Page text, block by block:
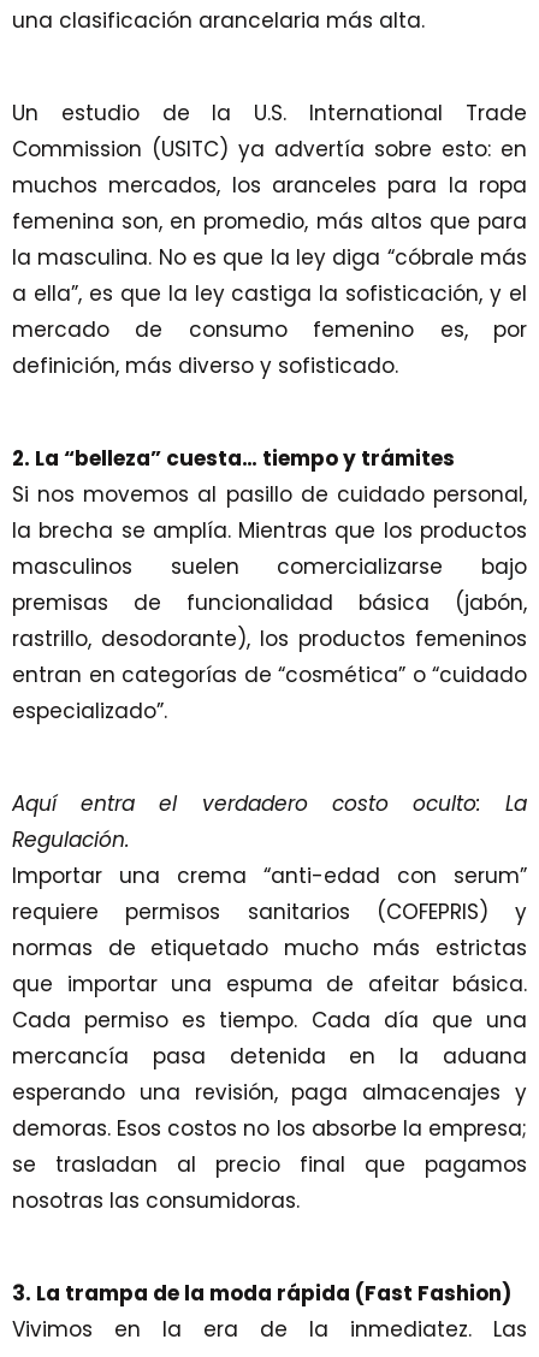
una clasificación arancelaria más alta.
Un estudio de la U.S. International Trade
Commission (USITC) ya advertía sobre esto: en
muchos mercados, los aranceles para la ropa
femenina son, en promedio, más altos que para
la masculina. No es que la ley diga “cóbrale más
a ella”, es que la ley castiga la sofisticación, y el
mercado de consumo femenino es, por
definición, más diverso y sofisticado.
2. La “belleza” cuesta… tiempo y trámites
Si nos movemos al pasillo de cuidado personal,
la brecha se amplía. Mientras que los productos
masculinos suelen comercializarse bajo
premisas de funcionalidad básica (jabón,
rastrillo, desodorante), los productos femeninos
entran en categorías de “cosmética” o “cuidado
especializado”.
Aquí entra el verdadero costo oculto: La
Regulación.
Importar una crema “anti-edad con serum”
requiere permisos sanitarios (COFEPRIS) y
normas de etiquetado mucho más estrictas
que importar una espuma de afeitar básica.
Cada permiso es tiempo. Cada día que una
mercancía pasa detenida en la aduana
esperando una revisión, paga almacenajes y
demoras. Esos costos no los absorbe la empresa;
se trasladan al precio final que pagamos
nosotras las consumidoras.
3. La trampa de la moda rápida (Fast Fashion)
Vivimos en la era de la inmediatez. Las